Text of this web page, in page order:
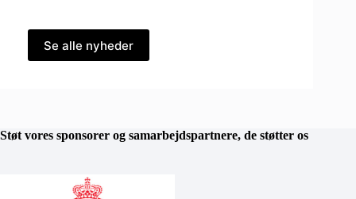
Se alle nyheder
Støt vores sponsorer og samarbejdspartnere, de støtter os